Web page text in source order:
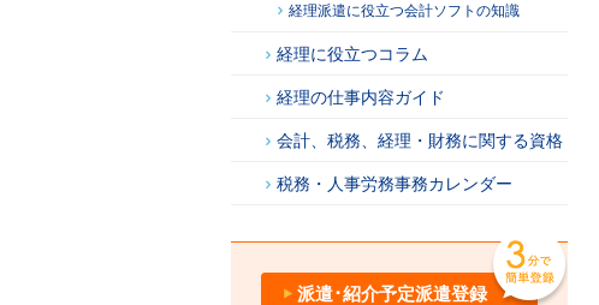
経理派遣に役立つ会計ソフトの知識
経理に役立つコラム
経理の仕事内容ガイド
会計、税務、経理・財務に関する資格
税務・人事労務事務カレンダー
派遣･紹介予定派遣登録